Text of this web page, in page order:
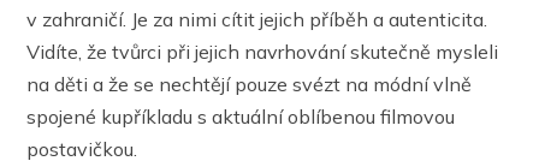
v zahraničí. Je za nimi cítit jejich příběh a autenticita.
Vidíte, že tvůrci při jejich navrhování skutečně mysleli
na děti a že se nechtějí pouze svézt na módní vlně
spojené kupříkladu s aktuální oblíbenou filmovou
postavičkou.